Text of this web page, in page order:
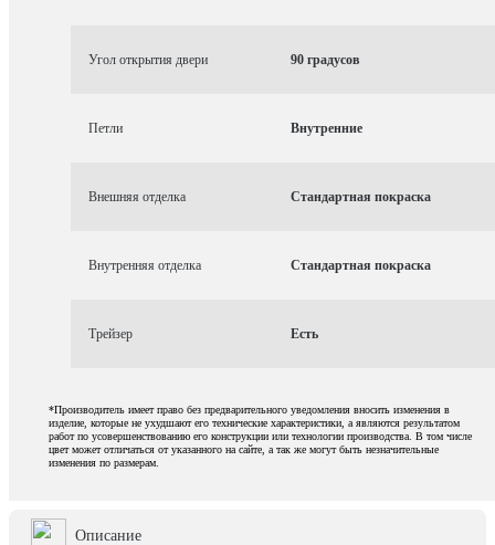
Угол открытия двери 90 градусов
Петли Внутренние
Внешняя отделка Стандартная покраска
Внутренняя отделка Стандартная покраска
Трейзер Есть
*Производитель имеет право без предварительного уведомления вносить изменения в
изделие, которые не ухудшают его технические характеристики, а являются результатом
работ по усовершенствованию его конструкции или технологии производства. В том числе
цвет может отличаться от указанного на сайте, а так же могут быть незначительные
изменения по размерам.
Описание